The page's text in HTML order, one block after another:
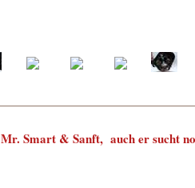
Mr. Smart & Sanft, auch er sucht